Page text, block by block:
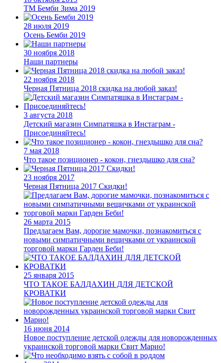
ТМ Бемби Зима 2019
28 июля 2019
Осень Бемби 2019
30 ноября 2018
Наши партнеры
22 ноября 2018
Черная Пятница 2018 скидка на любой заказ!
3 августа 2018
Детский магазин Симпатяшка в Инстаграм -
Присоединяйтесь!
7 мая 2018
Что такое позиционер - кокон, гнездышко для сна?
23 ноября 2017
Черная Пятница 2017 Скидки!
26 марта 2015
Предлагаем Вам, дорогие мамочки, познакомиться с
новыми симпатичными вещичками от украинской
торговой марки Гарден Беби!
25 января 2015
ЧТО ТАКОЕ БАЛДАХИН ДЛЯ ДЕТСКОЙ
КРОВАТКИ
16 июня 2014
Новое поступление детской одежды для новорожденных
украинской торговой марки Свит Марио!